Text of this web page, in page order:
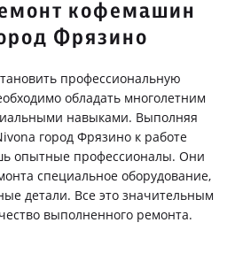
кофемашин
Фрязино
профессиональную
обладать многолетним
навыками. Выполняя
город Фрязино к работе
опытные профессионалы. Они
специальное оборудование,
детали. Все это значительным
выполненного ремонта.